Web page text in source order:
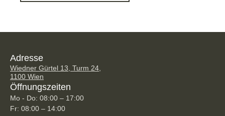
Adresse
Wiedner Gürtel 13, Turm 24,
1100 Wien
Öffnungszeiten
Mo - Do: 08:00 – 17:00
Fr: 08:00 – 14:00